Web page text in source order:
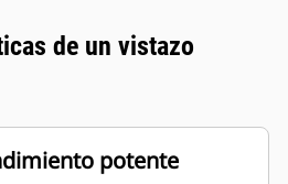
de un vistazo
potente